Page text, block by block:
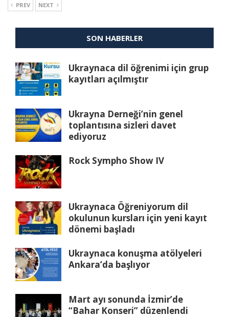
PREV NEXT
SON HABERLER
Ukraynaca dil öğrenimi için grup
kayıtları açılmıştır
Ukrayna Derneği’nin genel
toplantısına sizleri davet
ediyoruz
Rock Sympho Show IV
Ukraynaca Öğreniyorum dil
okulunun kursları için yeni kayıt
dönemi başladı
Ukraynaca konuşma atölyeleri
Ankara’da başlıyor
Mart ayı sonunda İzmir’de
“Bahar Konseri” düzenlendi